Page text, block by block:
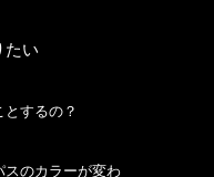
たい
するの？
スのカラーが変わ